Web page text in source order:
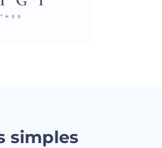
simples